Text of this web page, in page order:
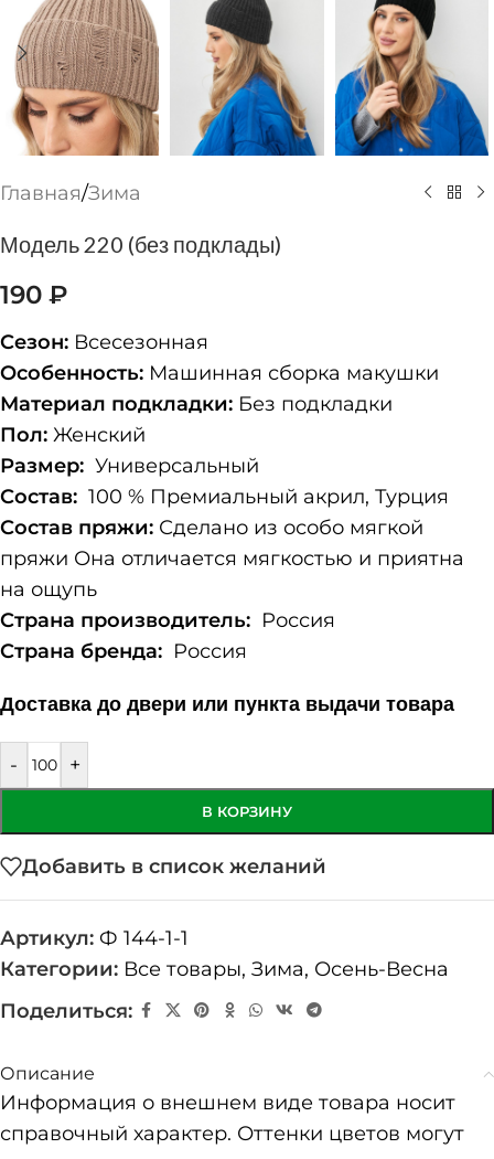
Главная/Зима
Модель 220 (без подклады)
190 ₽
Сезон: Всесезонная
Особенность: Машинная сборка макушки
Материал подкладки: Без подкладки
Пол: Женский
Размер: Универсальный
Состав: 100 % Премиальный акрил, Турция
Состав пряжи: Сделано из особо мягкой
пряжи Она отличается мягкостью и приятна
на ощупь
Страна производитель: Россия
Страна бренда: Россия
Доставка до двери или пункта выдачи товара
- +
В КОРЗИНУ
Добавить в список желаний
Артикул: Ф 144-1-1
Категории: Все товары, Зима, Осень-Весна
Поделиться:
Описание
Информация о внешнем виде товара носит
справочный характер. Оттенки цветов могут